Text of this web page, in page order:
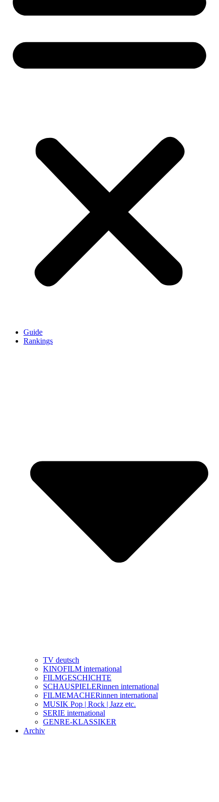
Guide
Rankings
TV deutsch
KINOFILM international
FILMGESCHICHTE
SCHAUSPIELERinnen international
FILMEMACHERinnen international
MUSIK Pop | Rock | Jazz etc.
SERIE international
GENRE-KLASSIKER
Archiv